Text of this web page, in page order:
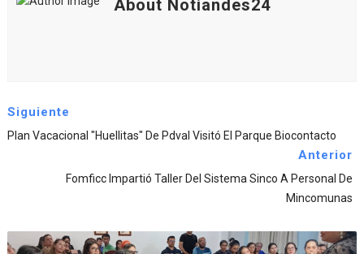
About Notiandes24
Siguiente
Plan Vacacional "Huellitas" De Pdval Visitó El Parque Biocontacto
Anterior
Fomficc Impartió Taller Del Sistema Sinco A Personal De
Mincomunas